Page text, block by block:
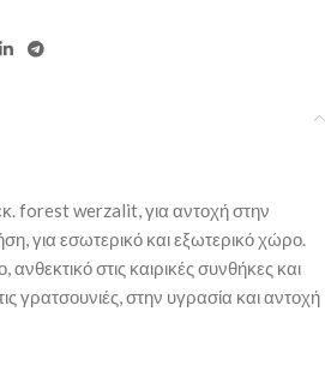
forest werzalit, για αντοχή στην
για εσωτερικό και εξωτερικό χώρο.
ανθεκτικό στις καιρικές συνθήκες και
γρατσουνιές, στην υγρασία και αντοχή